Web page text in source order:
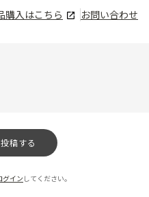
購入はこちら お問い合わせ
稿する
グイン してください。